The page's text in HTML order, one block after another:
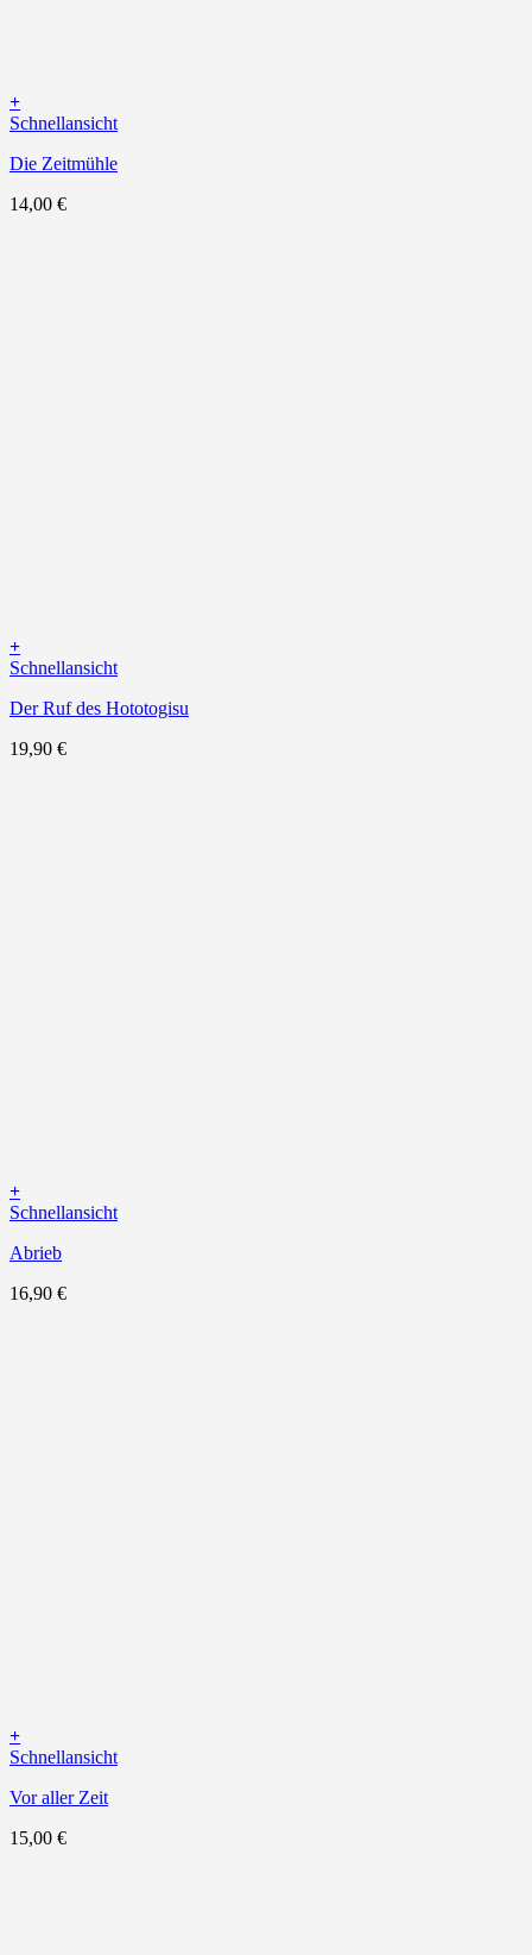
+
Schnellansicht
Die Zeitmühle
14,00 €
+
Schnellansicht
Der Ruf des Hototogisu
19,90 €
+
Schnellansicht
Abrieb
16,90 €
+
Schnellansicht
Vor aller Zeit
15,00 €